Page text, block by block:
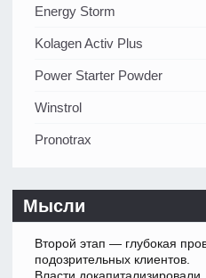
Energy Storm
Kolagen Activ Plus
Power Starter Powder
Winstrol
Pronotrax
Мысли
Второй этап — глубокая
подозрительных клиентов.